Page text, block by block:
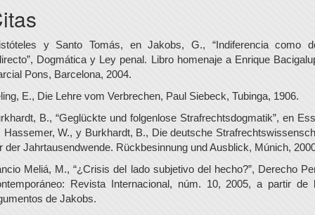
y Santo Tomás, en Jakobs, G., “Indiferencia como
Dogmática y Ley penal. Libro homenaje a Enrique
Pons, Barcelona, 2004.
E., Die Lehre vom Verbrechen, Paul Siebeck, Tubinga, 1906.
B., “Geglückte und folgenlose Strafrechtsdogmatik”, en
Hassemer, W., y Burkhardt, B., Die deutsche
der Jahrtausendwende. Rückbesinnung und Ausblick, Múnich,
Meliá, M., “¿Crisis del lado subjetivo del hecho?”, Derecho
Revista Internacional, núm. 10, 2005, a partir de
de Jakobs.